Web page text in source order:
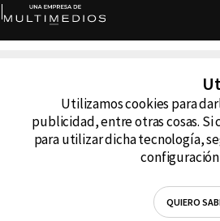
o magnético.
D99
La
RG
Utilizamos cookies para
publicidad, entre otras cosas.
para utilizar dicha tecnología,
QUIERO